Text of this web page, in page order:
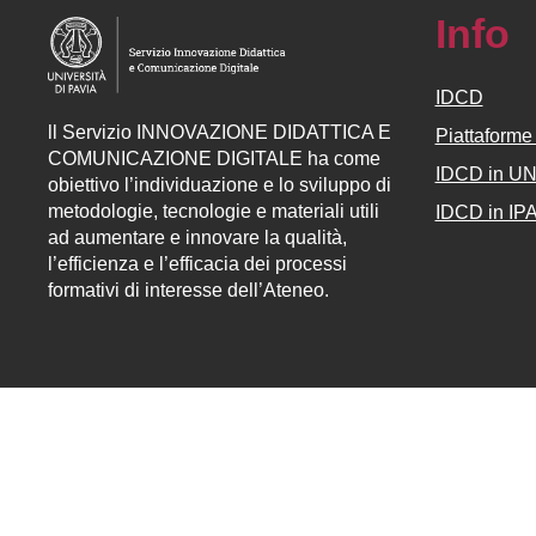
Servizio INNOVAZIONE DIDATTICA E
COMUNICAZIONE DIGITALE ha come
obiettivo l’individuazione e lo sviluppo di
metodologie, tecnologie e materiali utili
ad aumentare e innovare la qualità,
l’efficienza e l’efficacia dei processi
formativi di interesse dell’Ateneo.
Info
IDCD
IDCD in
IDCD in IPA